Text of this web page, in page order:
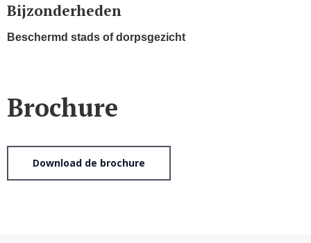
Bijzonderheden
Beschermd stads of dorpsgezicht
Brochure
Download de brochure